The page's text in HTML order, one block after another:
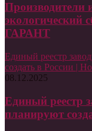
Производители
экологический
ГАРАНТ
Единый реестр
создать в России |
08.12.2025
Единый реестр
планируют